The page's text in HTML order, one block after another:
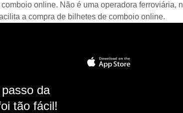
online. Não é uma operadora ferroviária,
a compra de bilhetes de comboio online.
da
tão fácil!